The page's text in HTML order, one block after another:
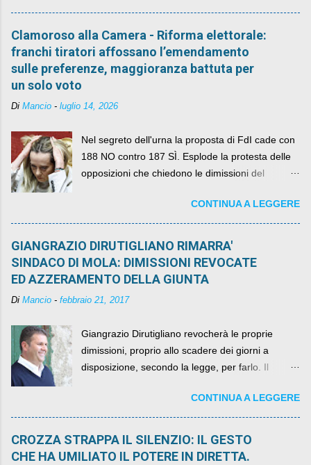
Clamoroso alla Camera - Riforma elettorale:
franchi tiratori affossano l’emendamento
sulle preferenze, maggioranza battuta per
un solo voto
Di Mancio - luglio 14, 2026
Nel segreto dell'urna la proposta di FdI cade con
188 NO contro 187 SÌ. Esplode la protesta delle
opposizioni che chiedono le dimissioni del
CONTINUA A LEGGERE
GIANGRAZIO DIRUTIGLIANO RIMARRA'
SINDACO DI MOLA: DIMISSIONI REVOCATE
ED AZZERAMENTO DELLA GIUNTA
Di Mancio - febbraio 21, 2017
Giangrazio Dirutigliano revocherà le proprie
dimissioni, proprio allo scadere dei giorni a
disposizione, secondo la legge, per farlo. Il
quelli che si auspicavano il contrario.CONTINUA A LEGGERE
CROZZA STRAPPA IL SILENZIO: IL GESTO
CHE HA UMILIATO IL POTERE IN DIRETTA.